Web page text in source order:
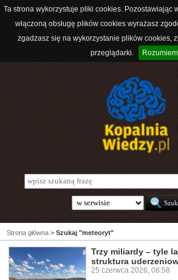
Ta strona wykorzystuje pliki cookies. Pozostawiając
włączoną obsługę plików cookies wyrażasz
zgadzasz się na wykorzystanie plików cookies,
przeglądarki.
Rozumiem
Strona główna > Szukaj "meteoryt"
Trzy miliardy – tyle
struktura
25 czerwca 2026, 08:58